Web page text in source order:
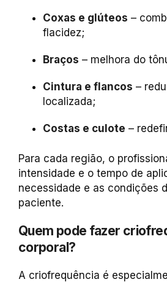
Coxas e glúteos –
flacidez;
Braços – melhora do
Cintura e flancos –
localizada;
Costas e culote –
Para cada região, o
intensidade e o tempo de
necessidade e as condições
paciente.
Quem pode fazer
corporal?
A criofrequência é